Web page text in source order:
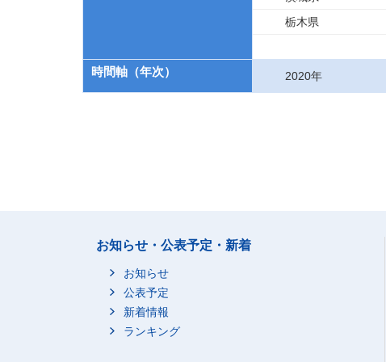
栃木県
時間軸（年次） 2020年
お知らせ・公表予定・新着
お知らせ
公表予定
新着情報
ランキング